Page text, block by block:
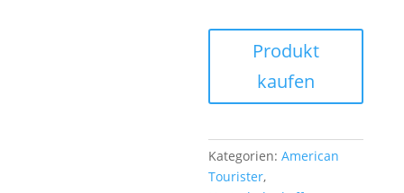
Produkt
kaufen
Kategorien:American
Tourister,